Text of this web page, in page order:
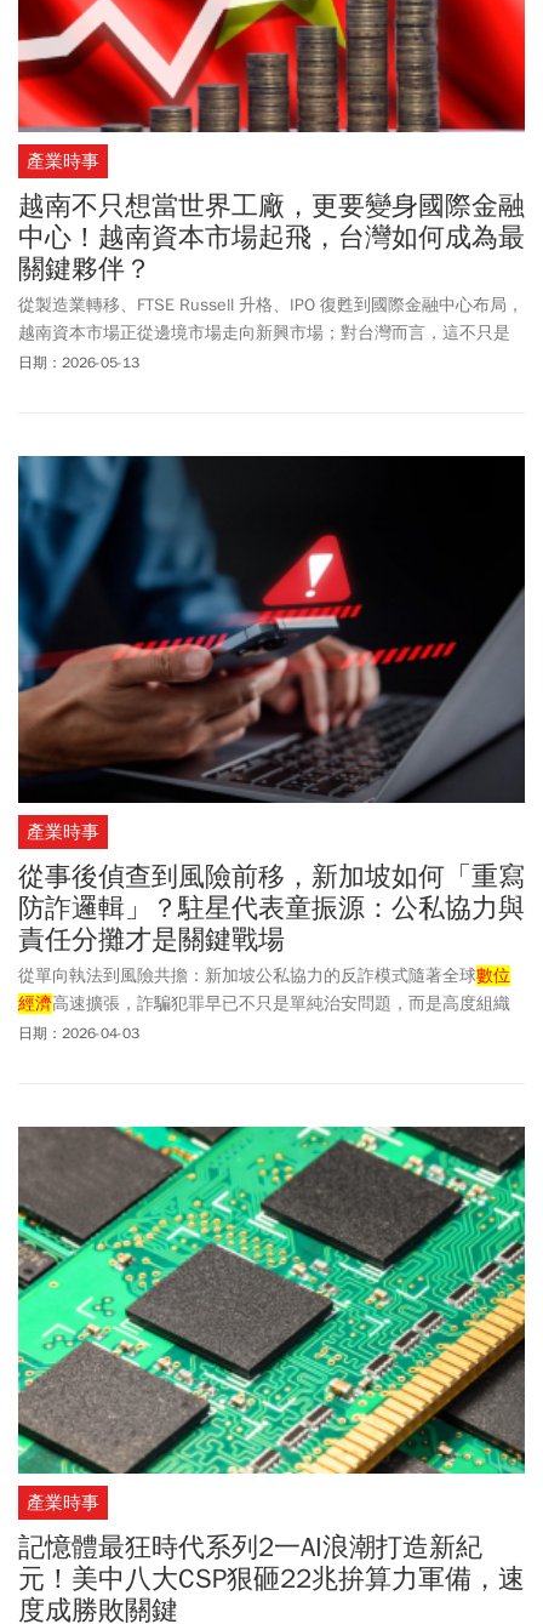
產業時事
越南不只想當世界工廠，更要變身國際金融
中心！越南資本市場起飛，台灣如何成為最
關鍵夥伴？
從製造業轉移、FTSE Russell 升格、IPO 復甦到國際金融中心布局，
越南資本市場正從邊境市場走向新興市場；對台灣而言，這不只是
投資題目，更是區域金融合作的戰略機會。
日期：2026-05-13
產業時事
從事後偵查到風險前移，新加坡如何「重寫
防詐邏輯」？駐星代表童振源：公私協力與
責任分攤才是關鍵戰場
從單向執法到風險共擔：新加坡公私協力的反詐模式隨著全球數位
經濟高速擴張，詐騙犯罪早已不只是單純治安問題，而是高度組織
化、科技化且具跨境流動特性的結構性威脅。2024 年，新加坡錄得
1,310 萬新幣。儘管如此，超過 81.8% 案件仍屬於受害者在心理操
控下「自願轉帳」。當受害行為形式上具備「自願性」，傳統以事
後偵查為核心的警政模式，便難以及時阻斷資金外流。防詐的關
鍵，已從破案率轉向風險前移與決策干預。在此背景下，新加坡調
整戰略思維，從公部門單線主導，轉向整合警政、金融、科技平台
與社區力量的公私協力架構，建構多方共擔風險的反詐生態系。
日期：2026-04-03
產業時事
記憶體最狂時代系列2一AI浪潮打造新紀
元！美中八大CSP狠砸22兆拚算力軍備，速
度成勝敗關鍵